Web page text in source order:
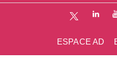
ESPACE AD